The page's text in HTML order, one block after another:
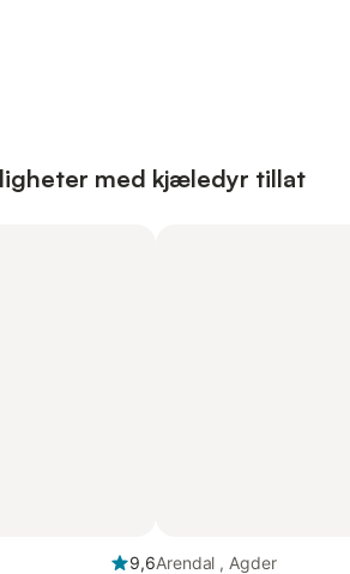
med kjæledyr tillat
9,6Arendal , Agder